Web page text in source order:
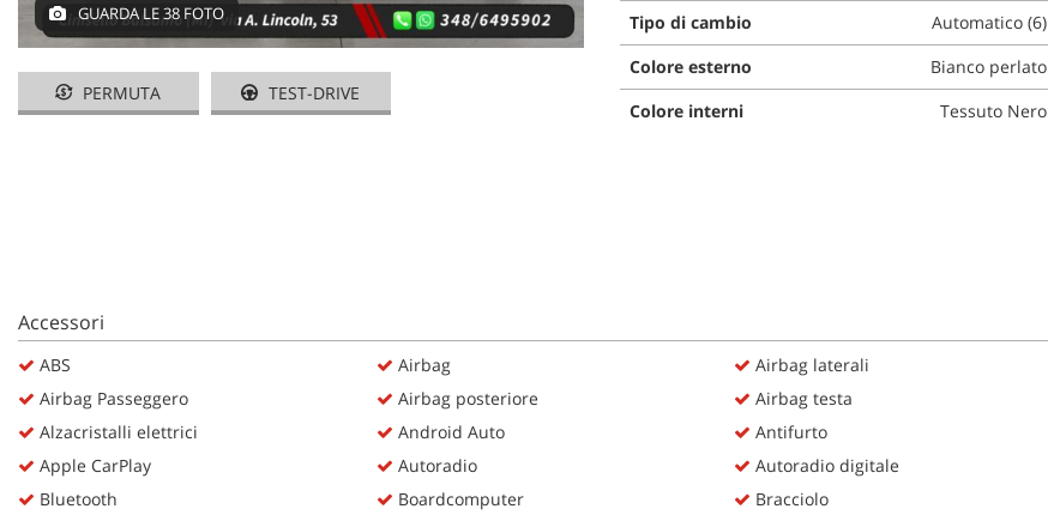
GUARDA LE 38 FOTO
PERMUTA TEST-DRIVE
Tipo di cambio
Automatico (6)
Colore esterno
Bianco perlato
Colore interni
Tessuto Nero
Accessori
ABS
Airbag Passeggero
Alzacristalli elettrici
Apple CarPlay
Bluetooth
Airbag
Airbag posteriore
Android Auto
Autoradio
Boardcomputer
Airbag laterali
Airbag testa
Antifurto
Autoradio digitale
Bracciolo